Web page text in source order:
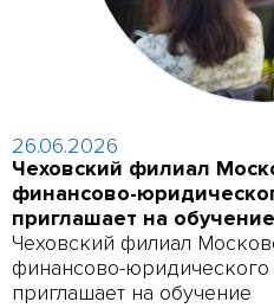
26.06.2026
Чеховский филиал
финансово-
приглашает на обучение
Чеховский филиал
финансово-
приглашает на обучение